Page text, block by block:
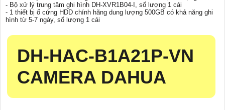
- Bộ xử lý trung tâm ghi hình DH-XVR1B04-I, số lượng 1 cái
- 1 thiết bị ổ cứng HDD chính hãng dung lượng 500GB có khả năng ghi
hình từ 5-7 ngày, số lượng 1 cái
DH-HAC-B1A21P-VN
CAMERA DAHUA